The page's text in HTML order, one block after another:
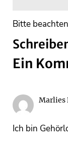
Bitte
Ein
Marlies
Ich bin